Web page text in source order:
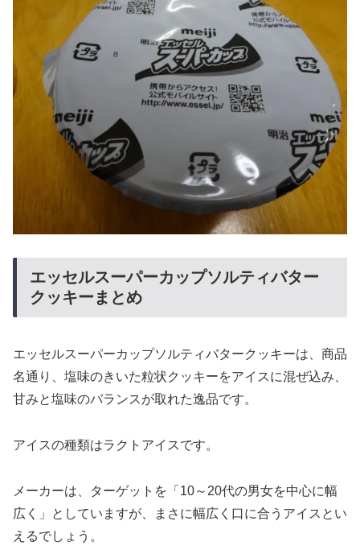
エッセルスーパーカップソルティバター
クッキーまとめ
エッセルスーパーカップソルティバタークッキーは、商品
名通り、塩味のきいた粒状クッキーをアイスに混ぜ込み、
甘みと塩味のバランスが取れた逸品です。
アイスの種類はラクトアイスです。
メーカーは、ターゲットを「10～20代の男女を中心に幅
広く」としていますが、まさに幅広く口に合うアイスとい
えるでしょう。